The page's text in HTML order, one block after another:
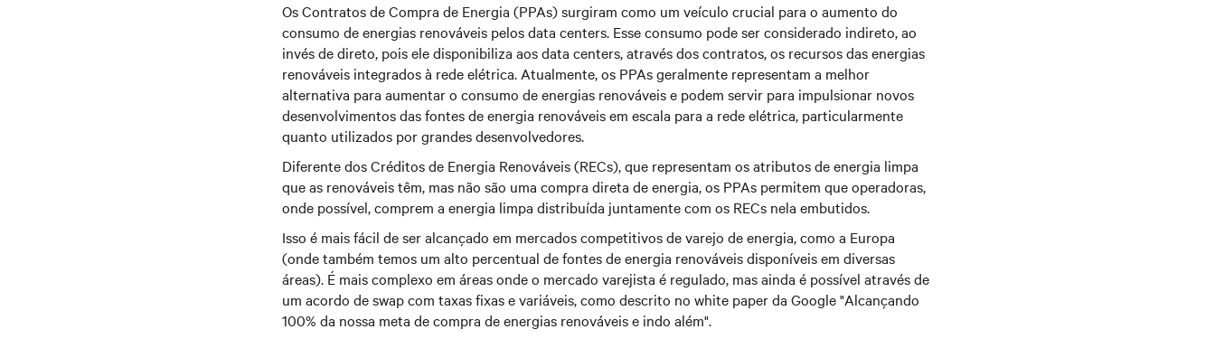
Os Contratos de Compra de Energia (PPAs) surgiram como um veículo crucial para o aumento do
consumo de energias renováveis pelos data centers. Esse consumo pode ser considerado indireto, ao
invés de direto, pois ele disponibiliza aos data centers, através dos contratos, os recursos das energias
renováveis integrados à rede elétrica. Atualmente, os PPAs geralmente representam a melhor
alternativa para aumentar o consumo de energias renováveis e podem servir para impulsionar novos
desenvolvimentos das fontes de energia renováveis em escala para a rede elétrica, particularmente
quanto utilizados por grandes desenvolvedores.
Diferente dos Créditos de Energia Renováveis (RECs), que representam os atributos de energia limpa
que as renováveis têm, mas não são uma compra direta de energia, os PPAs permitem que operadoras,
onde possível, comprem a energia limpa distribuída juntamente com os RECs nela embutidos.
Isso é mais fácil de ser alcançado em mercados competitivos de varejo de energia, como a Europa
(onde também temos um alto percentual de fontes de energia renováveis disponíveis em diversas
áreas). É mais complexo em áreas onde o mercado varejista é regulado, mas ainda é possível através de
um acordo de swap com taxas fixas e variáveis, como descrito no white paper da Google "Alcançando
100% da nossa meta de compra de energias renováveis e indo além".